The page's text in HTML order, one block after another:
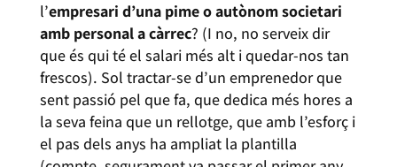
l’empresari d’una pime o autònom societari
amb personal a càrrec? (I no, no serveix dir
que és qui té el salari més alt i quedar-nos tan
frescos). Sol tractar-se d’un emprenedor que
sent passió pel que fa, que dedica més hores a
la seva feina que un rellotge, que amb l’esforç i
el pas dels anys ha ampliat la plantilla